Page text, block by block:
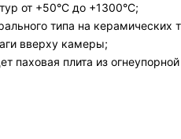
от +50°С до +1300°С;
типа на керамических
вверху камеры;
паховая плита из